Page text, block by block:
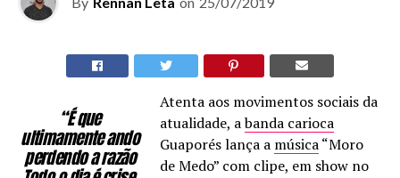
“É que
ultimamente ando
perdendo a razão
Atenta aos movimentos sociais da
atualidade, abanda carioca
Guaporés lança a música“Moro
de Medo” com clipe, em show no